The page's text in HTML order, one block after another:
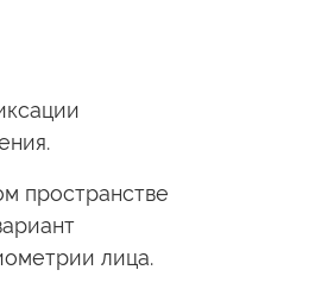
пространстве
лица.